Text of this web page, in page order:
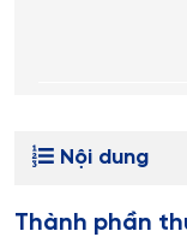
Nội dung
Thành phần